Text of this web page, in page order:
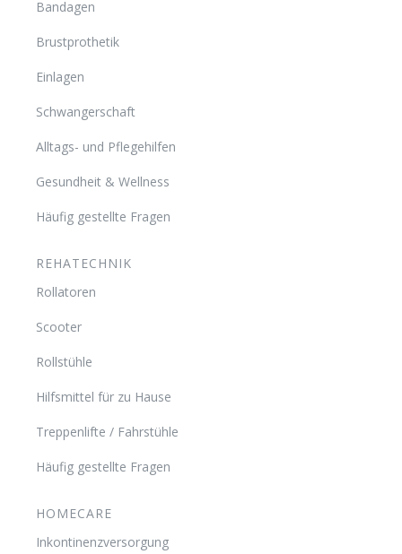
Bandagen
Brustprothetik
Einlagen
Schwangerschaft
Alltags- und Pflegehilfen
Gesundheit & Wellness
Häufig gestellte Fragen
REHATECHNIK
Rollatoren
Scooter
Rollstühle
Hilfsmittel für zu Hause
Treppenlifte / Fahrstühle
Häufig gestellte Fragen
HOMECARE
Inkontinenzversorgung